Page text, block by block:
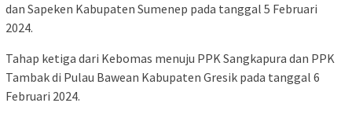
dan Sapeken Kabupaten Sumenep pada tanggal 5 Februari
2024.
Tahap ketiga dari Kebomas menuju PPK Sangkapura dan PPK
Tambak di Pulau Bawean Kabupaten Gresik pada tanggal 6
Februari 2024.